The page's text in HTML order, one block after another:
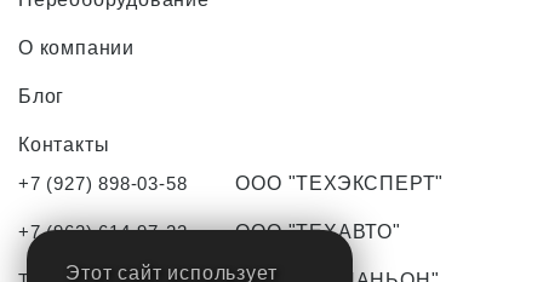
О компании
Блог
Контакты
+7 (927) 898-03-58
+7 (962) 614-97-22
ООО "ТЕХЭКСПЕРТ"
ООО "ТЕХАВТО"
Этот сайт использует